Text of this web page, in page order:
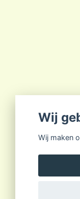
Wij
Wij maken